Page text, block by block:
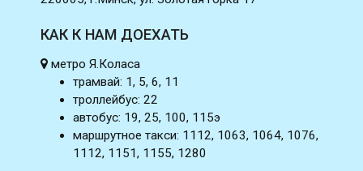
КАК К НАМ ДОЕХАТЬ
метро Я.Коласа
трамвай: 1, 5, 6, 11
троллейбус: 22
автобус: 19, 25, 100, 115э
маршрутное такси: 1112, 1063, 1064, 1076,
1112, 1151, 1155, 1280